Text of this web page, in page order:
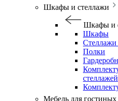
Шкафы и стеллажи
Шкафы и
Шкафы
Стеллажи
Полки
стеллажей
Мебель для гостиных